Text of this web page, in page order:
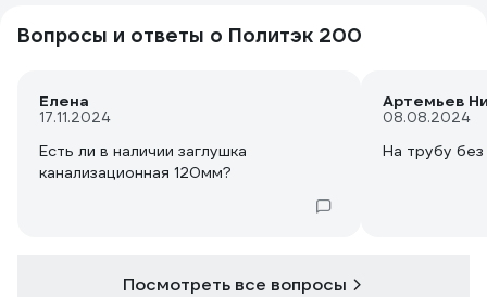
Вопросы и ответы о Политэк 200
Елена
17.11.2024
Есть ли в наличии заглушка
канализационная 120мм?
Артемьев
08.08.2024
На трубу
Посмотреть все вопросы